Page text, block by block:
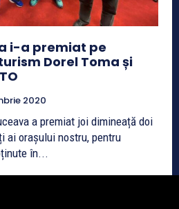
i-a premiat pe
Dorel Toma și
2020
a premiat joi dimineață doi
ai orașului nostru, pentru
în...